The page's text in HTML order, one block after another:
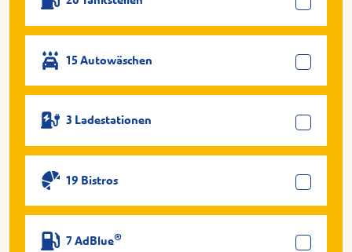
15 Autowäschen
3 Ladestationen
19 Bistros
7 AdBlue®